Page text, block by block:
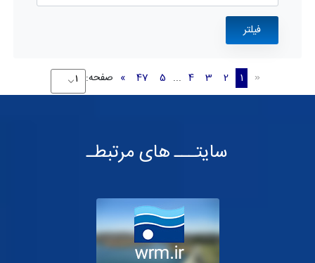
«
1
2
3
4
...
5
47
» صفحه:
سایتـــ های مرتبطـ